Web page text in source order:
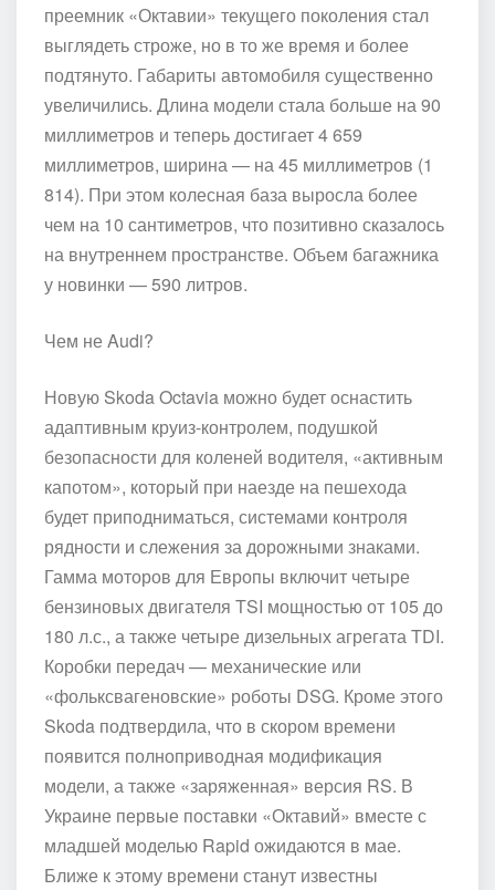
преемник «Октавии» текущего поколения стал
выглядеть строже, но в то же время и более
подтянуто. Габариты автомобиля существенно
увеличились. Длина модели стала больше на 90
миллиметров и теперь достигает 4 659
миллиметров, ширина — на 45 миллиметров (1
814). При этом колесная база выросла более
чем на 10 сантиметров, что позитивно сказалось
на внутреннем пространстве. Объем багажника
у новинки — 590 литров.
Чем не Audi?
Новую Skoda Octavia можно будет оснастить
адаптивным круиз-контролем, подушкой
безопасности для коленей водителя, «активным
капотом», который при наезде на пешехода
будет приподниматься, системами контроля
рядности и слежения за дорожными знаками.
Гамма моторов для Европы включит четыре
бензиновых двигателя TSI мощностью от 105 до
180 л.с., а также четыре дизельных агрегата TDI.
Коробки передач — механические или
«фольксвагеновские» роботы DSG. Кроме этого
Skoda подтвердила, что в скором времени
появится полноприводная модификация
модели, а также «заряженная» версия RS. В
Украине первые поставки «Октавий» вместе с
младшей моделью Rapid ожидаются в мае.
Ближе к этому времени станут известны